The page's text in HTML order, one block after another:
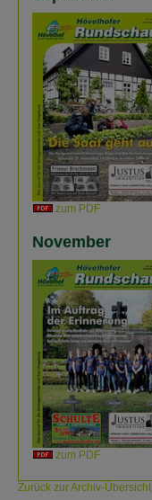
zum PDF
November
zum PDF
Zurück zur Archiv-Übersicht